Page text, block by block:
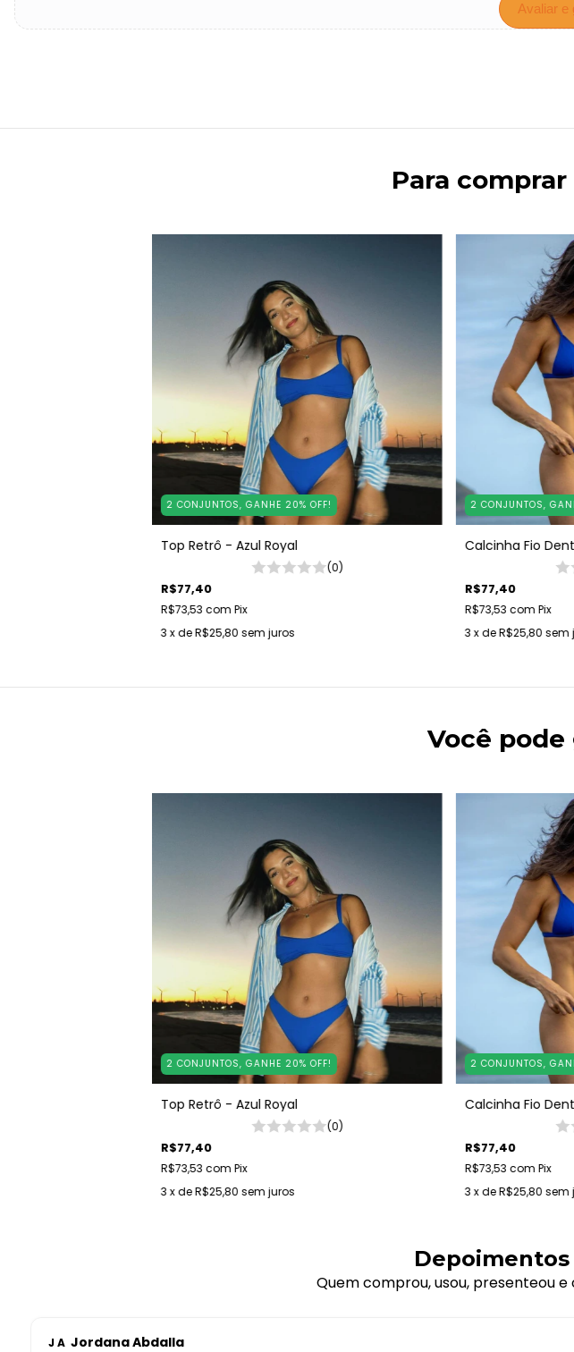
Avaliar e
Para
2 CONJUNTOS, GANHE 20% OFF!
Top Retrô - Azul Royal
(0)
R$77,40
R$73,53 com Pix
3 x deR$25,80 sem juros
2 CONJUNTOS,
Calcinha Fio
R$77,40
R$73,53 com Pix
3 x deR$25,80 sem
Você
2 CONJUNTOS, GANHE 20% OFF!
Top Retrô - Azul Royal
(0)
R$77,40
R$73,53 com Pix
3 x deR$25,80 sem juros
2 CONJUNTOS,
Calcinha Fio
R$77,40
R$73,53 com Pix
3 x deR$25,80 sem
Depoimentos
Quem comprou, usou, presenteou
J A Jordana Abdalla